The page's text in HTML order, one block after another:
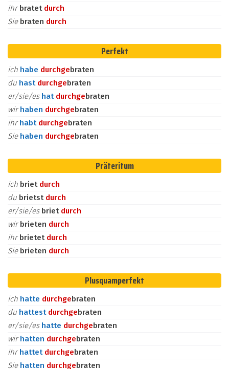
ihrbratet durch
Sie braten durch
Perfekt
ich habe durchgebraten
du hast durchgebraten
er/sie/es hat durchgebraten
wirhaben durchgebraten
ihrhabt durchgebraten
Sie haben durchgebraten
Präteritum
ich briet durch
du brietst durch
er/sie/es briet durch
wirbrieten durch
ihrbrietet durch
Sie brieten durch
Plusquamperfekt
ich hatte durchgebraten
du hattest durchgebraten
er/sie/es hatte durchgebraten
wirhatten durchgebraten
ihrhattet durchgebraten
Sie hatten durchgebraten